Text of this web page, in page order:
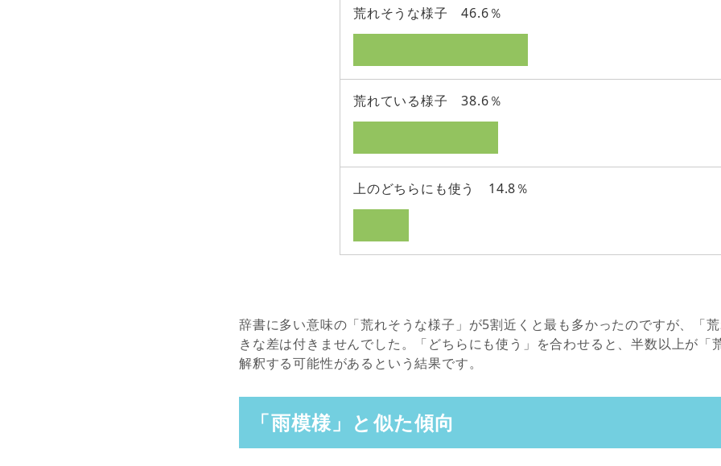
荒れそうな様子 46.6％
荒れている様子 38.6％
上のどちらにも使う 14.8％
辞書に多い意味の「荒れそうな様子」が5割近くと最も多かったのですが、「
きな差は付きませんでした。「どちらにも使う」を合わせると、半数以上が「
解釈する可能性があるという結果です。
「雨模様」と似た傾向